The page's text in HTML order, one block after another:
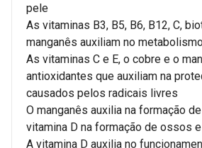
pele
As vitaminas B3, B5, B6, B12, C,
manganês auxiliam no
As vitaminas C e E, o cobre e o
antioxidantes que auxiliam na
causados pelos radicais livres
O manganês auxilia na formação
vitamina D na formação de ossos
A vitamina D auxilia no